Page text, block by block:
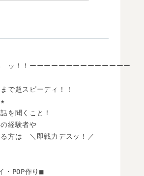
ッ！！ーーーーーーーーーーーーーー
で超スピーディ！！
を聞くこと！
経験者や
方は　＼即戦力デスッ！／
・POP作り■